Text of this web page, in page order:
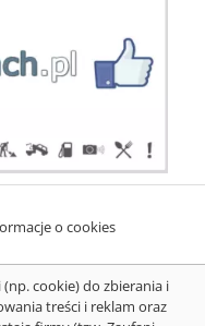
o cookies
cookie) do zbierania i
treści i reklam oraz